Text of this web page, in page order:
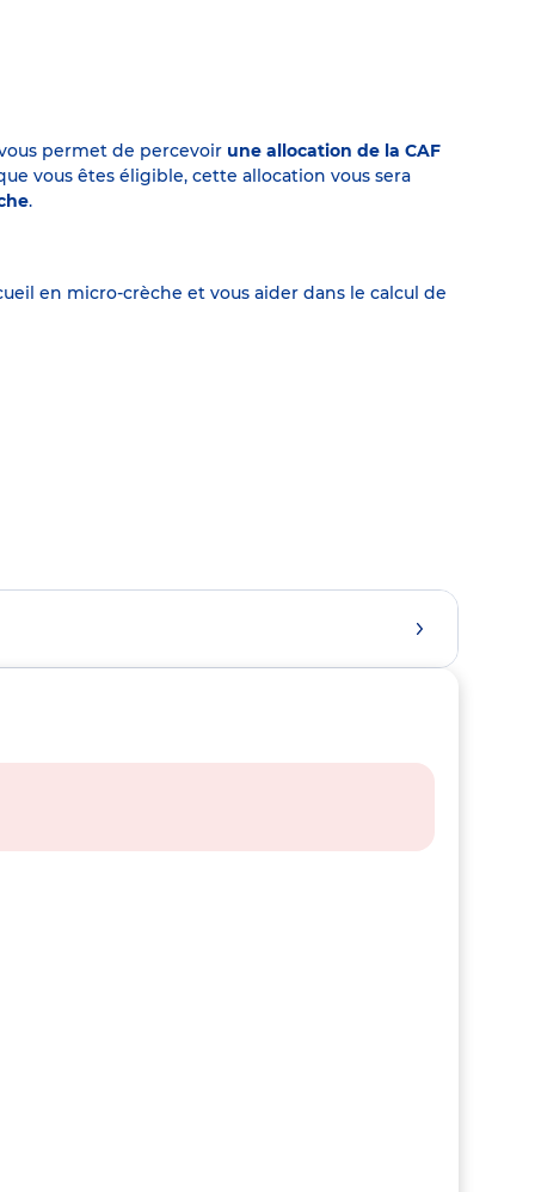
permet de percevoir une allocation de la CAF
vous êtes éligible, cette allocation vous sera
.
en micro-crèche et vous aider dans le calcul de